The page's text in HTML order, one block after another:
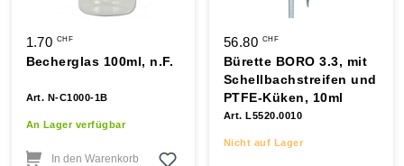
1.70 CHF
Becherglas 100ml, n.F.
Art. N-C1000-1B
An Lager verfügbar
In den Warenkorb
56.80 CHF
Bürette BORO 3.3, mit
Schellbachstreifen und
PTFE-Küken, 10ml
Art. L5520.0010
Nicht auf Lager